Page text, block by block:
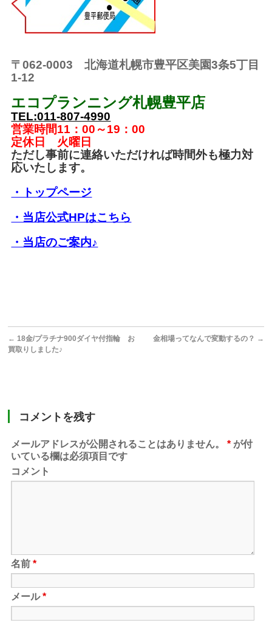
〒062-0003 北海道札幌市豊平区美園3条5丁目
1-12
エコプランニング札幌豊平店
TEL:011-807-4990
営業時間11：00～19：00
定休日 火曜日
ただし事前に連絡いただければ時間外も極力対
応いたします。
・トップページ
・当店公式HPはこちら
・当店のご案内♪
← 18金/プラチナ900ダイヤ付指輪 お
買取りしました♪
金相場ってなんで変動するの？ →
コメントを残す
メールアドレスが公開されることはありません。 * が付
いている欄は必須項目です
コメント
名前*
メール*